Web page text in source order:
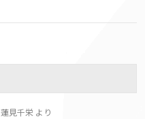
蓮見千栄 より